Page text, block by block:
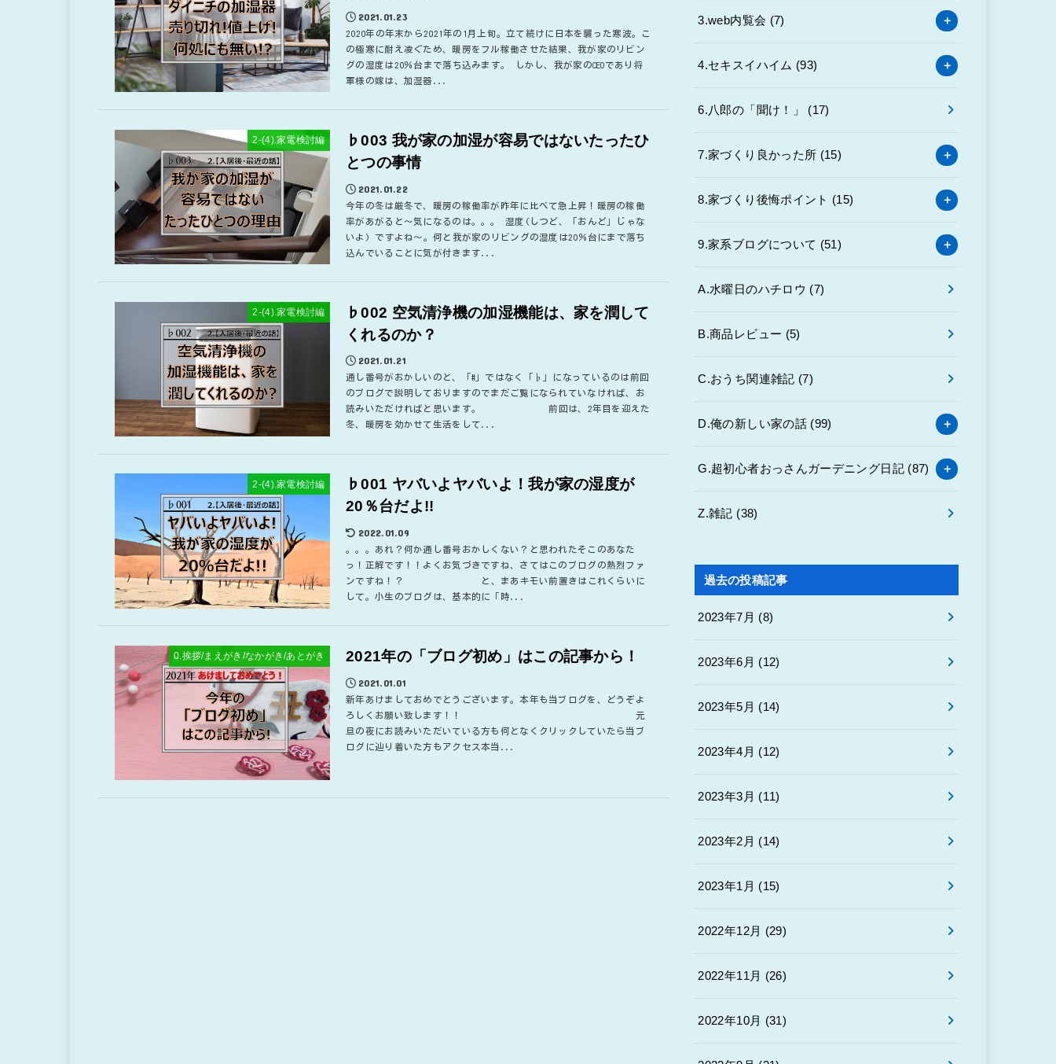
2021.01.23
2020年の年末から2021年の1月上旬。立て続けに日本を襲った寒波。こ
の極寒に耐え凌ぐため、暖房をフル稼働させた結果、我が家のリビン
グの湿度は20％台まで落ち込みます。 しかし、我が家のCEOであり将
軍様の嫁は、加湿器...
2-(4).家電検討編
♭003 我が家の加湿が容易ではないたったひ
とつの事情
2021.01.22
今年の冬は厳冬で、暖房の稼働率が昨年に比べて急上昇！暖房の稼働
率があがると～気になるのは。。。 湿度(しつど、「おんど」じゃな
いよ) ですよね～。何と我が家のリビングの湿度は20％台にまで落ち
込んでいることに気が付きます...
2-(4).家電検討編
♭002 空気清浄機の加湿機能は、家を潤して
くれるのか？
2021.01.21
通し番号がおかしいのと、「#」ではなく「♭」になっているのは前回
のブログで説明しておりますのでまだご覧になられていなければ、お
読みいただければと思います。 前回は、2年目を迎えた
冬、暖房を効かせて生活をして...
2-(4).家電検討編
♭001 ヤバいよヤバいよ！我が家の湿度が
20％台だよ!!
2022.01.09
。。。あれ？何か通し番号おかしくない？と思われたそこのあなた
っ！正解です！！よくお気づきですね、さてはこのブログの熱烈ファ
ンですね！？ と、まあキモい前置きはこれくらいに
して。小生のブログは、基本的に「時...
0.挨拶/まえがき/なかがき/あとがき 2021年の「ブログ初め」はこの記事から！
2021.01.01
新年あけましておめでとうございます。本年も当ブログを、どうぞよ
ろしくお願い致します！！ 元
旦の夜にお読みいただいている方も何となくクリックしていたら当ブ
ログに辿り着いた方もアクセス本当...
3.web内覧会 (7)
4.セキスイハイム (93)
6.八郎の「聞け！」 (17)
7.家づくり良かった所 (15)
8.家づくり後悔ポイント (15)
9.家系ブログについて (51)
A.水曜日のハチロウ (7)
B.商品レビュー (5)
C.おうち関連雑記 (7)
D.俺の新しい家の話 (99)
G.超初心者おっさんガーデニング日記 (87)
Z.雑記 (38)
過去の投稿記事
2023年7月 (8)
2023年6月 (12)
2023年5月 (14)
2023年4月 (12)
2023年3月 (11)
2023年2月 (14)
2023年1月 (15)
2022年12月 (29)
2022年11月 (26)
2022年10月 (31)